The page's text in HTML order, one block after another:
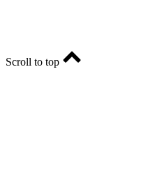
Scroll to top